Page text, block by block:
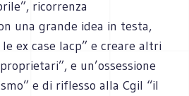
ricorrenza
una grande idea in testa,
ex case Iacp” e creare altri
e un’ossessione
e di riflesso alla Cgil “il